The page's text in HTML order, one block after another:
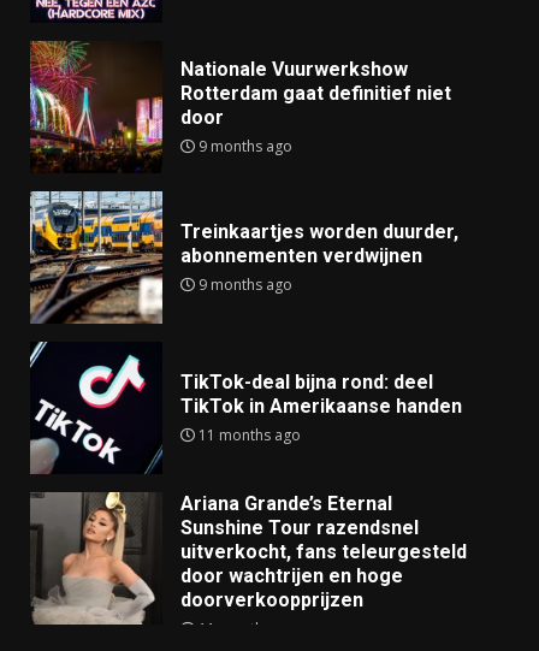
Nationale Vuurwerkshow
Rotterdam gaat definitief niet
door
9 months ago
Treinkaartjes worden duurder,
abonnementen verdwijnen
9 months ago
TikTok-deal bijna rond: deel
TikTok in Amerikaanse handen
11 months ago
Ariana Grande’s Eternal
Sunshine Tour razendsnel
uitverkocht, fans teleurgesteld
door wachtrijen en hoge
doorverkoopprijzen
11 months ago